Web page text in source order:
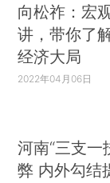
向松祚：宏
讲，带你了
经济大局
2022年04月06日
河南“三支一
弊 内外勾结